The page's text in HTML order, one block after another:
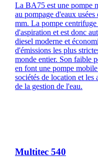
La BA75 est une pompe
au pompage d'eaux
mm. La pompe centrifuge
d'aspiration et est donc
diesel moderne et
d'émissions les plus
monde entier. Son faible
en font une pompe
sociétés de location et les
de la gestion de l'eau.
Multitec 540